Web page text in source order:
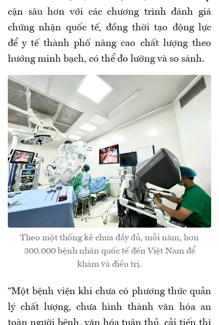
cận sâu hơn với các chương trình đánh giá
chứng nhận quốc tế, đồng thời tạo động lực
để y tế thành phố nâng cao chất lượng theo
hướng minh bạch, có thể đo lường và so sánh.
Theo một thống kê chưa đầy đủ, mỗi năm, hơn
300.000 bệnh nhân quốc tế đến Việt Nam để
khám và điều trị.
“Một bệnh viện khi chưa có phương thức quản
lý chất lượng, chưa hình thành văn hóa an